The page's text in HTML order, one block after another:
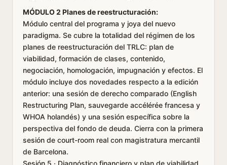
MÓDULO 2 Planes de reestructuración:
Módulo central del programa y joya del nuevo
paradigma. Se cubre la totalidad del régimen de los
planes de reestructuración del TRLC: plan de
viabilidad, formación de clases, contenido,
negociación, homologación, impugnación y efectos. El
módulo incluye dos novedades respecto a la edición
anterior: una sesión de derecho comparado (English
Restructuring Plan, sauvegarde accélérée francesa y
WHOA holandés) y una sesión específica sobre la
perspectiva del fondo de deuda. Cierra con la primera
sesión de court-room real con magistratura mercantil
de Barcelona.
Sesión 5 · Diagnóstico financiero y plan de viabilidad